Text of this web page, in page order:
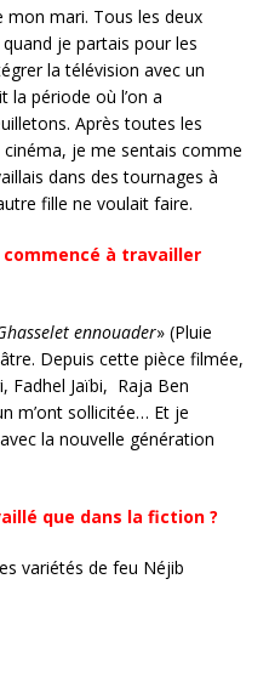
mon mari. Tous les deux
je partais pour les
la télévision avec un
la période où l’on a
Après toutes les
cinéma, je me sentais comme
dans des tournages à
fille ne voulait faire.
à travailler
ennouader» (Pluie
Depuis cette pièce filmée,
Fadhel Jaïbi, Raja Ben
m’ont sollicitée… Et je
la nouvelle génération
que dans la fiction ?
variétés de feu Néjib